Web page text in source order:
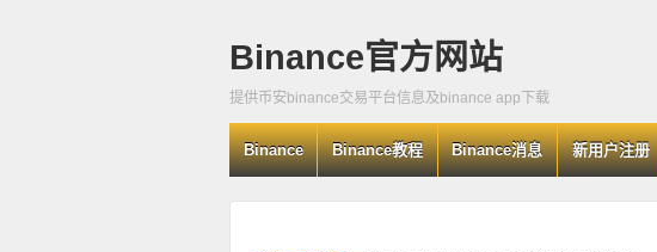
Binance官方网站
提供币安binance交易平台信息及binance app下载
Binance Binance教程 Binance消息 新用户注册